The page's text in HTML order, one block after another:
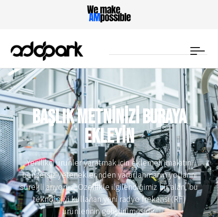
Başlık metninizi buraya
ekleyin
Yenilikçi ürünler yaratmak için eklemeli imalatın
benzersiz yeteneklerinden yararlanmanın yollarını
sürekli arıyoruz. Özellikle ilgilendiğimiz bir alan, bu
teknolojiyi kullanan yeni radyo frekansı (RF)
ürünlerinin geliştirilmesidir.